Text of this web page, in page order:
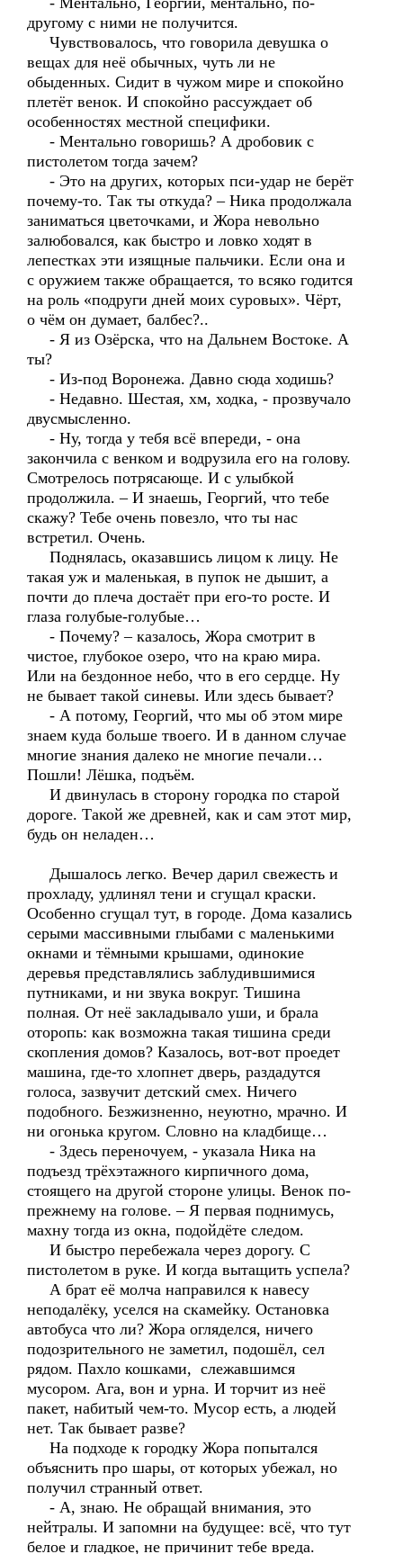
другому с ними не получится.
Чувствовалось, что говорила девушка о
вещах для неё обычных, чуть ли не
обыденных. Сидит в чужом мире и спокойно
плетёт венок. И спокойно рассуждает об
особенностях местной специфики.
- Ментально говоришь? А дробовик с
пистолетом тогда зачем?
- Это на других, которых пси-удар не берёт
почему-то. Так ты откуда? – Ника продолжала
заниматься цветочками, и Жора невольно
залюбовался, как быстро и ловко ходят в
лепестках эти изящные пальчики. Если она и
с оружием также обращается, то всяко годится
на роль «подруги дней моих суровых». Чёрт,
о чём он думает, балбес?..
- Я из Озёрска, что на Дальнем Востоке. А
ты?
- Из-под Воронежа. Давно сюда ходишь?
- Недавно. Шестая, хм, ходка, - прозвучало
двусмысленно.
- Ну, тогда у тебя всё впереди, - она
закончила с венком и водрузила его на голову.
Смотрелось потрясающе. И с улыбкой
продолжила. – И знаешь, Георгий, что тебе
скажу? Тебе очень повезло, что ты нас
встретил. Очень.
Поднялась, оказавшись лицом к лицу. Не
такая уж и маленькая, в пупок не дышит, а
почти до плеча достаёт при его-то росте. И
глаза голубые-голубые…
- Почему? – казалось, Жора смотрит в
чистое, глубокое озеро, что на краю мира.
Или на бездонное небо, что в его сердце. Ну
не бывает такой синевы. Или здесь бывает?
- А потому, Георгий, что мы об этом мире
знаем куда больше твоего. И в данном случае
многие знания далеко не многие печали…
Пошли! Лёшка, подъём.
И двинулась в сторону городка по старой
дороге. Такой же древней, как и сам этот мир,
будь он неладен…
Дышалось легко. Вечер дарил свежесть и
прохладу, удлинял тени и сгущал краски.
Особенно сгущал тут, в городе. Дома казались
серыми массивными глыбами с маленькими
окнами и тёмными крышами, одинокие
деревья представлялись заблудившимися
путниками, и ни звука вокруг. Тишина
полная. От неё закладывало уши, и брала
оторопь: как возможна такая тишина среди
скопления домов? Казалось, вот-вот проедет
машина, где-то хлопнет дверь, раздадутся
голоса, зазвучит детский смех. Ничего
подобного. Безжизненно, неуютно, мрачно. И
ни огонька кругом. Словно на кладбище…
- Здесь переночуем, - указала Ника на
подъезд трёхэтажного кирпичного дома,
стоящего на другой стороне улицы. Венок по-
прежнему на голове. – Я первая поднимусь,
махну тогда из окна, подойдёте следом.
И быстро перебежала через дорогу. С
пистолетом в руке. И когда вытащить успела?
А брат её молча направился к навесу
неподалёку, уселся на скамейку. Остановка
автобуса что ли? Жора огляделся, ничего
подозрительного не заметил, подошёл, сел
рядом. Пахло кошками, слежавшимся
мусором. Ага, вон и урна. И торчит из неё
пакет, набитый чем-то. Мусор есть, а людей
нет. Так бывает разве?
На подходе к городку Жора попытался
объяснить про шары, от которых убежал, но
получил странный ответ.
- А, знаю. Не обращай внимания, это
нейтралы. И запомни на будущее: всё, что тут
белое и гладкое, не причинит тебе вреда.